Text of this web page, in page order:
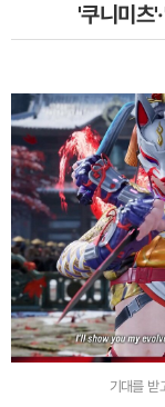
'쿠니미츠
기대를 받